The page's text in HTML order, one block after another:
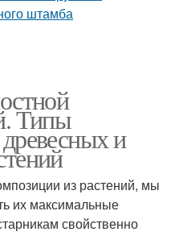
Типы
и
из растений, мы
их максимальные
свойственно